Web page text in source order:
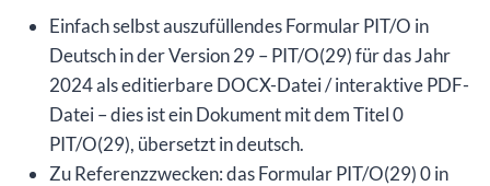
Datei/interaktive
PDF-
Datei
Menge
Einfach selbst auszufüllendes Formular PIT/O in
Deutsch in der Version 29 – PIT/O(29) für das Jahr
2024 als editierbare DOCX-Datei / interaktive PDF-
Datei – dies ist ein Dokument mit dem Titel 0
PIT/O(29), übersetzt in deutsch.
Zu Referenzzwecken: das Formular PIT/O(29) 0 in